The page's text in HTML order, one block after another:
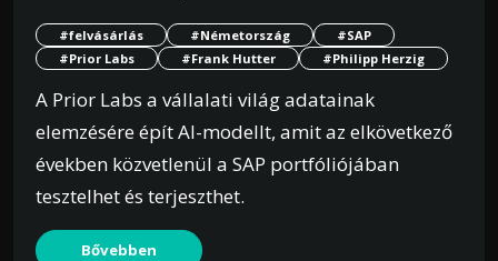
#felvásárlás #Németország
#SAP
#Prior Labs
#Frank Hutter #Philipp Herzig
A Prior Labs a vállalati világ adatainak
elemzésére épít AI-modellt, amit az elkövetkező
években közvetlenül a SAP portfóliójában
tesztelhet és terjeszthet.
Bővebben